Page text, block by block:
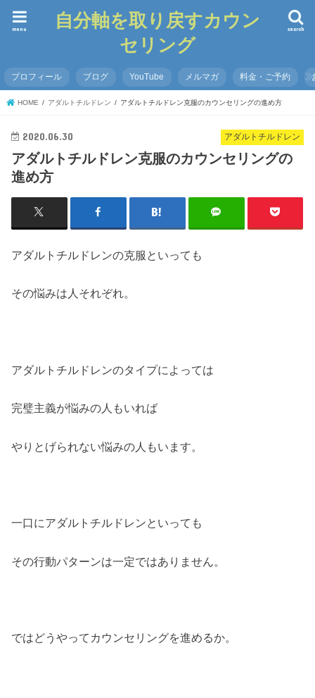
自分軸を取り戻すカウン
セリング
search
menu
プロフィール ブログ YouTube メルマガ 料金・ご予約
HOME アダルトチルドレン アダルトチルドレン克服のカウンセリングの進め方
アダルトチルドレン
2020.06.30
アダルトチルドレン克服のカウンセリングの
進め方
アダルトチルドレンの克服といっても
その悩みは人それぞれ。
アダルトチルドレンのタイプによっては
完璧主義が悩みの人もいれば
やりとげられない悩みの人もいます。
一口にアダルトチルドレンといっても
その行動パターンは一定ではありません。
ではどうやってカウンセリングを進めるか。